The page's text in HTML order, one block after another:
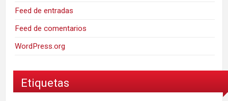
Feed de entradas
Feed de comentarios
WordPress.org
Etiquetas